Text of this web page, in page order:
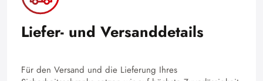
Liefer- und Versanddetails
Für den Versand und die Lieferung Ihres